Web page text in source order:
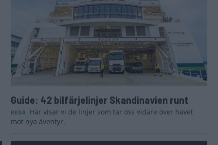
Guide: 42 bilfärjelinjer Skandinavien runt
RESA
Här visar vi de linjer som tar oss vidare över havet
mot nya äventyr.